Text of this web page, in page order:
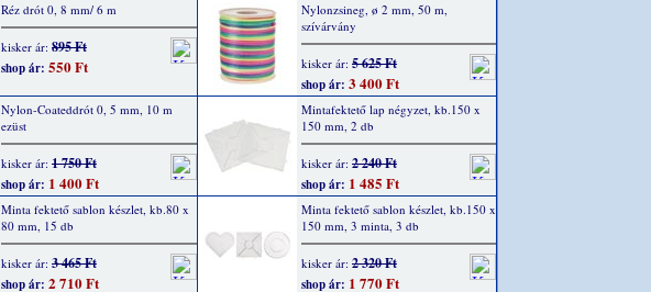
Réz drót 0, 8 mm/ 6 m
kisker ár: 895 Ft
shop ár: 550 Ft
Nylonzsineg, ø 2 mm, 50 m,
szívárvány
kisker ár: 5 625 Ft
shop ár: 3 400 Ft
Nylon-Coateddrót 0, 5 mm, 10 m
ezüst
kisker ár: 1 750 Ft
shop ár: 1 400 Ft
Mintafektető lap négyzet, kb.150 x
150 mm, 2 db
kisker ár: 2 240 Ft
shop ár: 1 485 Ft
Minta fektető sablon készlet, kb.80 x
80 mm, 15 db
kisker ár: 3 465 Ft
shop ár: 2 710 Ft
Minta fektető sablon készlet, kb.150 x
150 mm, 3 minta, 3 db
kisker ár: 2 320 Ft
shop ár: 1 770 Ft